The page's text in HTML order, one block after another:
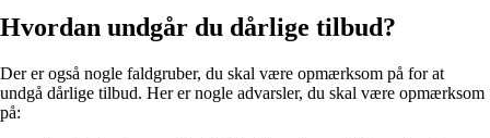
Hvordan undgår du dårlige tilbud?
Der er også nogle faldgruber, du skal være opmærksom på for at
undgå dårlige tilbud. Her er nogle advarsler, du skal være opmærksom
på: